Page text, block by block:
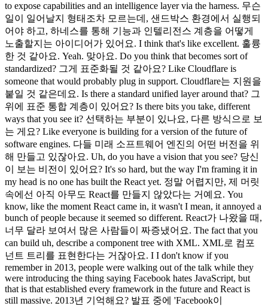
to expose capabilities and an intelligence layer via the harness. 무슨
일이 일어날지 형태조차 모르는데, 샌드박스 환경에서 실행되
어야 하고, 하네스를 통해 기능과 인텔리전스 계층을 어떻게
노출할지는 아이디어가 있어요. I think that's like excellent. 훌륭
한 것 같아요. Yeah. 맞아요. Do you think that becomes sort of
standardized? 그게 표준화될 것 같아요? Like Cloudflare is
someone that would probably plug in support. Cloudflare는 지원을
붙일 것 같은데요. Is there a standard unified layer around that? 그
위에 표준 통합 계층이 있어요? Is there bits you take, different
ways that you see it? 선택하는 부분이 있나요, 다른 방식으로 보
는 게요? Like everyone is building for a version of the future of
software engines. 다들 미래 소프트웨어 엔진의 어떤 버전을 위
해 만들고 있잖아요. Uh, do you have a vision that you see? 당신
이 보는 비전이 있어요? It's so hard, but the way I'm framing it in
my head is no one has built the React yet. 정말 어렵지만, 제 머릿
속에선 아직 아무도 React를 만들지 않았다는 거예요. You
know, like the moment React came in, it wasn't I mean, it annoyed a
bunch of people because it seemed so different. React가 나왔을 때,
너무 달라 보여서 많은 사람들이 짜증냈어요. The fact that you
can build uh, describe a component tree with XML. XML로 컴포
넌트 트리를 표현한다는 거잖아요. I I don't know if you
remember in 2013, people were walking out of the talk while they
were introducing the thing saying Facebook hates JavaScript, but
that is that established every framework in the future and React is
still massive. 2013년 기억해요? 발표 중에 'Facebook이